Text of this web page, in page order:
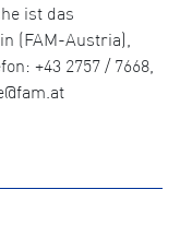
ist das
(FAM-Austria),
+43 2757 / 7668,